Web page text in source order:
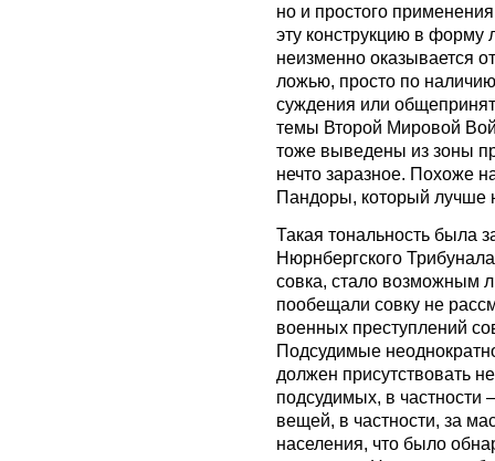
но и простого
эту конструкцию в форму
неизменно оказывается
ложью, просто по
суждения или
темы Второй Мировой
тоже выведены из зоны
нечто заразное. Похоже
Пандоры, который лучше
Такая тональность была
Нюрнбергского
совка, стало возможным
пообещали совку не
военных преступлений
Подсудимые
должен присутствовать
подсудимых, в частности
вещей, в частности, за
населения, что было